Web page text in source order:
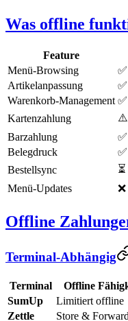
Was offline
Feature
Menü-Browsing
Artikelanpassung
Warenkorb-Management
Kartenzahlung
⚠️
Barzahlung
Belegdruck
Bestellsync
Menü-Updates
Offline
Terminal-Abhängig
Terminal
Offline
SumUp
Limitiert offline
Zettle
Store & Forward